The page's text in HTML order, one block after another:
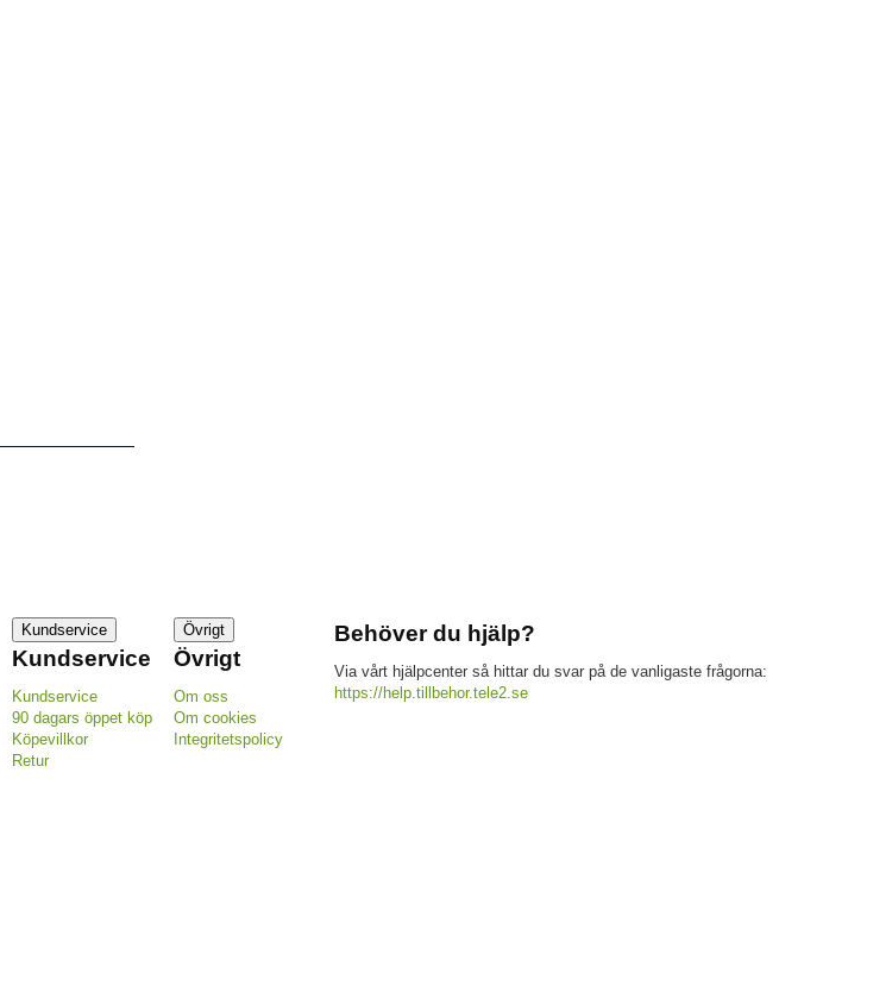
Kundservice
Kundservice
Kundservice
90 dagars öppet köp
Köpevillkor
Retur
Övrigt
Övrigt
Om oss
Om cookies
Integritetspolicy
Behöver du hjälp?
Via vårt hjälpcenter så hittar du svar på de vanligaste frågorna:
https://help.tillbehor.tele2.se